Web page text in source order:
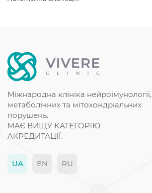
Напади панічної атаки лікування
Медіальна скронева епілепсія
Лікування ПАНДАСА
Міжнародна клініка нейроімунології,
метаболічних та мітохондріальних
порушень.
МАЄ ВИЩУ КАТЕГОРІЮ
АКРЕДИТАЦІЇ.
UA EN RU